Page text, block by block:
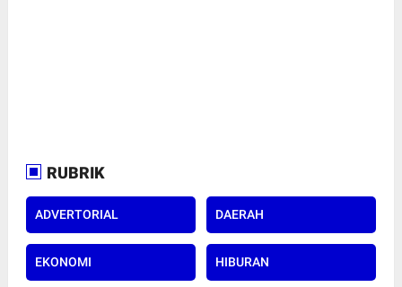
RUBRIK
ADVERTORIAL DAERAH
EKONOMI HIBURAN